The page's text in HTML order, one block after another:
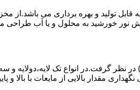
قابل تولید و بهره برداری می باشد.از
نور خورشید به محلول و یا آب
مقدار بالایی از مایعات با بالا و